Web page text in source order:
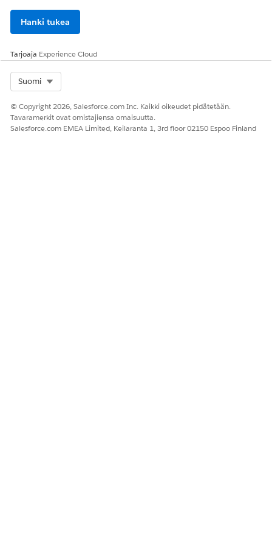
Hanki tukea
Tarjoaja Experience Cloud
Suomi
© Copyright 2026, Salesforce.com Inc. Kaikki oikeudet pidätetään.
Tavaramerkit ovat omistajiensa omaisuutta.
Salesforce.com EMEA Limited, Keilaranta 1, 3rd floor 02150 Espoo Finland